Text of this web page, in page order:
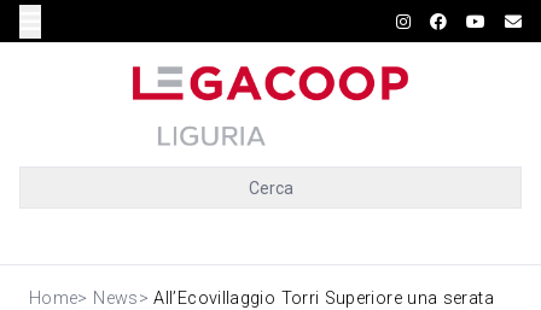
Cerca
Home> News> All’Ecovillaggio Torri Superiore una serata